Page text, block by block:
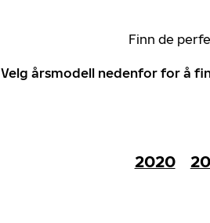
Finn de
Velg årsmodell nedenfor for å
2020